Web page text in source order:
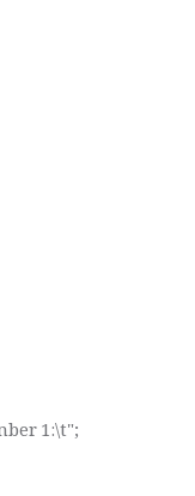
1:\t";